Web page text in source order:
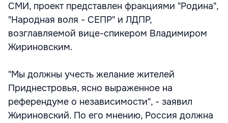
СМИ, проект представлен фракциями "Родина",
"Народная воля - СЕПР" и ЛДПР,
возглавляемой вице-спикером Владимиром
Жириновским.
"Мы должны учесть желание жителей
Приднестровья, ясно выраженное на
референдуме о независимости", - заявил
Жириновский. По его мнению, Россия должна